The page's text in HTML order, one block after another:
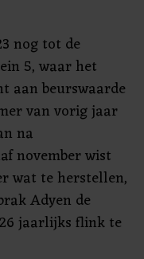
nog tot de
5, waar het
aan beurswaarde
van vorig jaar
na
november wist
wat te herstellen,
Adyen de
jaarlijks flink te